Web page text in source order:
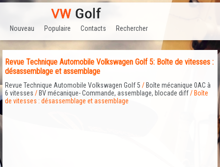
Nouveau Populaire Contacts Rechercher
Revue Technique Automobile Volkswagen Golf 5: Boîte de vitesses :
désassemblage et assemblage
Revue Technique Automobile Volkswagen Golf 5 / Boîte mécanique 0AC à
6 vitesses / BV mécanique- Commande, assemblage, blocade diff/ Boîte
de vitesses : désassemblage et assemblage